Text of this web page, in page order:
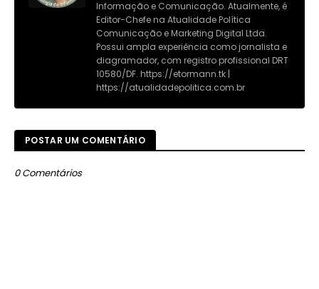
Informação e Comunicação. Atualmente, é
Editor-Chefe na Atualidade Política
Comunicação e Marketing Digital Ltda.
Possui ampla experiência como jornalista e
diagramador, com registro profissional DRT
10580/DF. https://etormann.tk |
https://atualidadepolitica.com.br
POSTAR UM COMENTÁRIO
0 Comentários